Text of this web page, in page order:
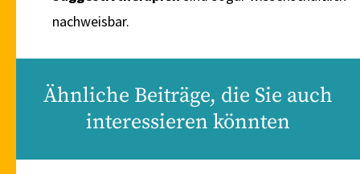
nachweisbar.
Ähnliche Beiträge, die Sie auch
interessieren könnten